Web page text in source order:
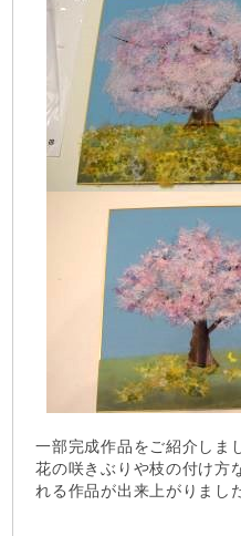
一部完成作品をご紹介しま
花の咲きぶりや枝の付け方
れる作品が出来上がりまし